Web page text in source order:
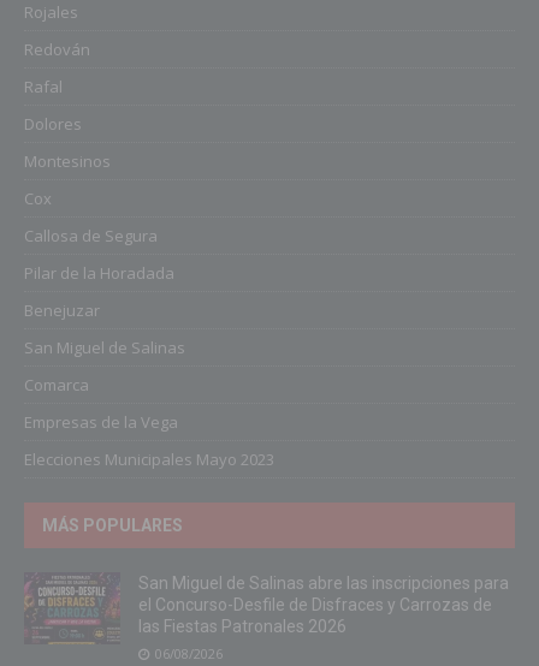
Rojales
Redován
Rafal
Dolores
Montesinos
Cox
Callosa de Segura
Pilar de la Horadada
Benejuzar
San Miguel de Salinas
Comarca
Empresas de la Vega
Elecciones Municipales Mayo 2023
MÁS POPULARES
San Miguel de Salinas abre las inscripciones para
el Concurso-Desfile de Disfraces y Carrozas de
las Fiestas Patronales 2026
06/08/2026